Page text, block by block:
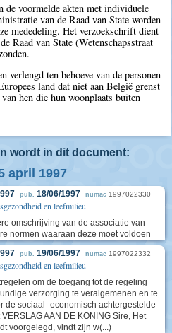
de voormelde akten met individuele
van de Raad van State worden
mededeling. Het verzoekschrift dient
Raad van State (Wetenschapsstraat
verlengd ten behoeve van de personen
land dat niet aan België grenst
hen die hun woonplaats buiten
wordt in dit document:
april 1997
pub. 18/06/1997 numac 1997022330
en leefmilieu
omschrijving van de associatie van
normen waaraan deze moet voldoen
pub. 19/06/1997 numac 1997022332
en leefmilieu
om de toegang tot de regeling
verzorging te veralgemenen en te
de sociaal- economisch achtergestelde
AAN DE KONING Sire, Het
voorgelegd, vindt zijn w(...)